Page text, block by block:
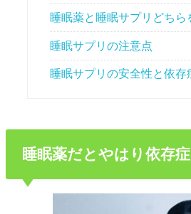
睡眠薬と睡眠サプリどちら
睡眠サプリの注意点
睡眠サプリの安全性と依存
睡眠薬だとやはり依存